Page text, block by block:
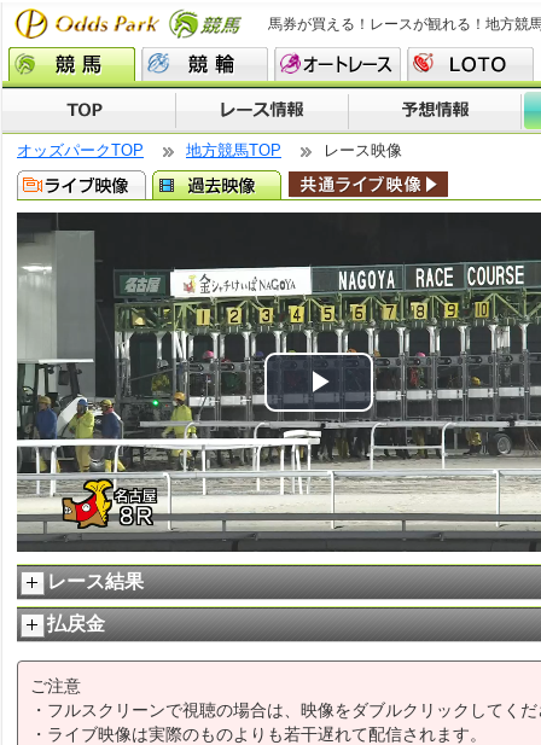
馬券が買える！レースが観れる！地方競
オッズパークTOP 地方競馬TOP レース映像
Play
Video
レース結果
払戻金
ご注意
・フルスクリーンで視聴の場合は、映像をダブルクリックしてく
・ライブ映像は実際のものよりも若干遅れて配信されます。